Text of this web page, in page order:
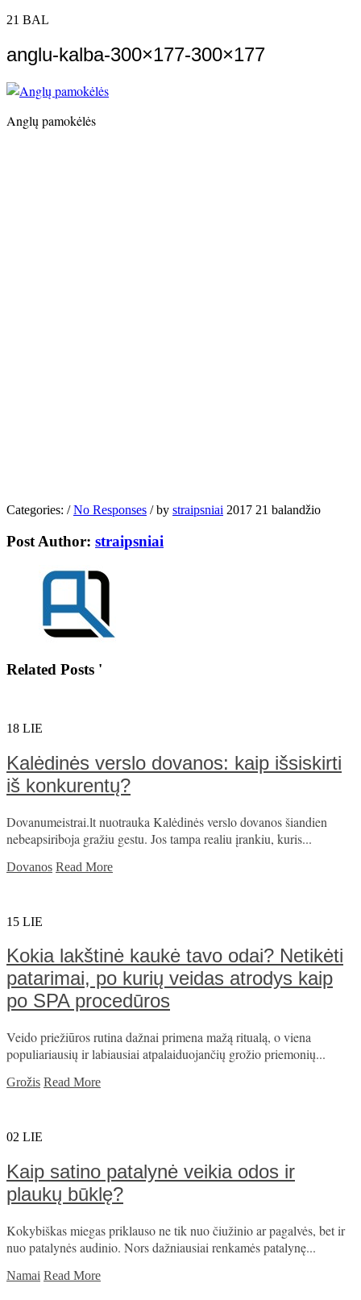
21 BAL
anglu-kalba-300×177-300×177
Anglų pamokėlės
Categories: / No Responses /by straipsniai 2017 21 balandžio
Post Author: straipsniai
Related Posts '
18 LIE
Kalėdinės verslo dovanos: kaip išsiskirti
iš konkurentų?
Dovanumeistrai.lt nuotrauka Kalėdinės verslo dovanos šiandien
nebeapsiriboja gražiu gestu. Jos tampa realiu įrankiu, kuris...
Dovanos Read More
15 LIE
Kokia lakštinė kaukė tavo odai? Netikėti
patarimai, po kurių veidas atrodys kaip
po SPA procedūros
Veido priežiūros rutina dažnai primena mažą ritualą, o viena
populiariausių ir labiausiai atpalaiduojančių grožio priemonių...
Grožis Read More
02 LIE
Kaip satino patalynė veikia odos ir
plaukų būklę?
Kokybiškas miegas priklauso ne tik nuo čiužinio ar pagalvės, bet ir
nuo patalynės audinio. Nors dažniausiai renkamės patalynę...
Namai Read More